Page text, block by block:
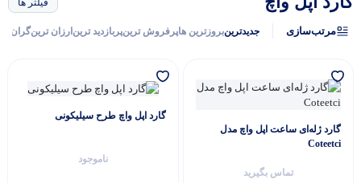
فیلتر ها
مرتب‌سازی جدیدترینبروزترین هاپرفروش ترینپربازدید ترینارزان ترینگران
گارد ژله‌ای ساعت اپل واچ مدل
Coteetci
تماس بگیرید
گارد اپل واچ طرح سیلیکونی
ناموجود
در حال اتصال...